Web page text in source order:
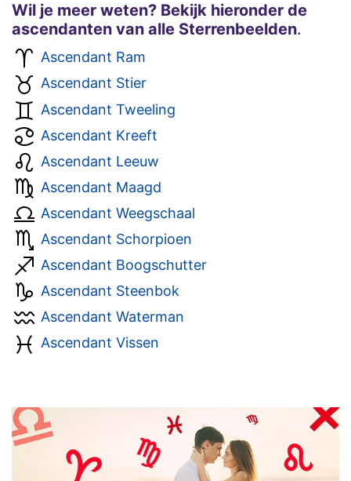
Wil je meer weten? Bekijk hieronder de
ascendanten van alle Sterrenbeelden.
Ascendant Ram
Ascendant Stier
Ascendant Tweeling
Ascendant Kreeft
Ascendant Leeuw
Ascendant Maagd
Ascendant Weegschaal
Ascendant Schorpioen
Ascendant Boogschutter
Ascendant Steenbok
Ascendant Waterman
Ascendant Vissen